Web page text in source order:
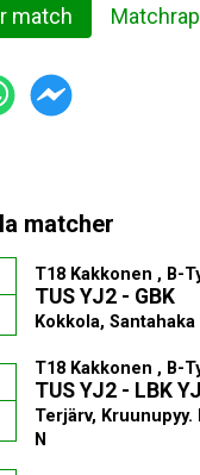
match
matcher
T18 Kakkonen , B-
TUS YJ2 - GBK
Kokkola, Santahaka
T18 Kakkonen , B-
TUS YJ2 - LBK YJ
Terjärv, Kruunupyy.
N